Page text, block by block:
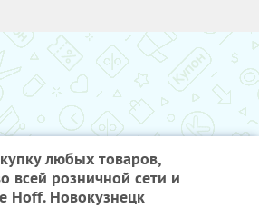
любых товаров,
всей розничной сети и
Hoff. Новокузнецк